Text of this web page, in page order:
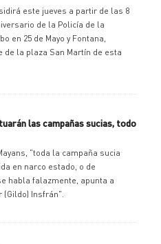
este jueves a partir de las 8
de la Policía de la
en 25 de Mayo y Fontana,
la plaza San Martín de esta
las campañas sucias, todo
"toda la campaña sucia
en narco estado, o de
habla falazmente, apunta a
Insfrán".